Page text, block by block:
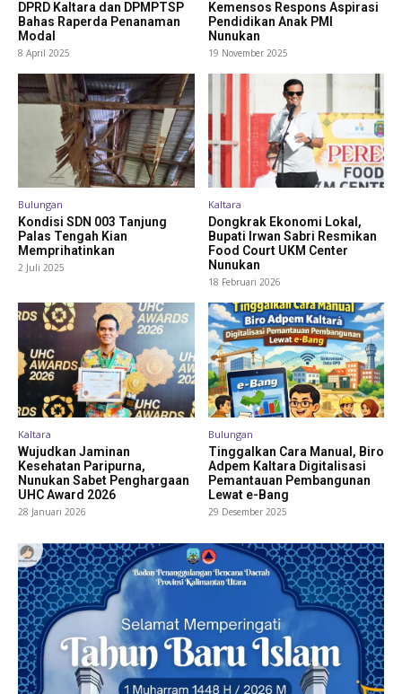
DPRD Kaltara dan DPMPTSP
Bahas Raperda Penanaman
Modal
8 April 2025
Kemensos Respons Aspirasi
Pendidikan Anak PMI
Nunukan
19 November 2025
Bulungan
Kondisi SDN 003 Tanjung
Palas Tengah Kian
Memprihatinkan
2 Juli 2025
Kaltara
Dongkrak Ekonomi Lokal,
Bupati Irwan Sabri Resmikan
Food Court UKM Center
Nunukan
18 Februari 2026
Kaltara
Wujudkan Jaminan
Kesehatan Paripurna,
Nunukan Sabet Penghargaan
UHC Award 2026
28 Januari 2026
Bulungan
Tinggalkan Cara Manual, Biro
Adpem Kaltara Digitalisasi
Pemantauan Pembangunan
Lewat e-Bang
29 Desember 2025